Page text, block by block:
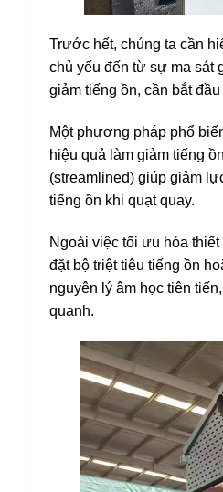
Trước hết, chúng ta cần
chủ yếu đến từ sự ma sát
giảm tiếng ồn, cần bắt
Một phương pháp phổ
hiệu quả làm giảm tiếng
(streamlined) giúp giảm
tiếng ồn khi quạt quay.
Ngoài việc tối ưu hóa
đặt bộ triệt tiêu tiếng ồn
nguyên lý âm học tiên
quanh.